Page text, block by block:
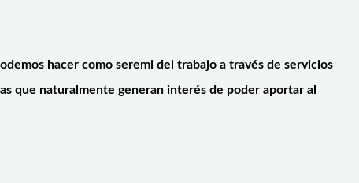
hacer como seremi del trabajo a través de servicios
que naturalmente generan interés de poder aportar al